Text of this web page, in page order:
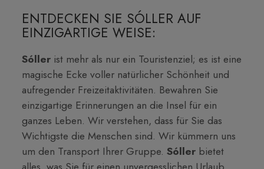
ENTDECKEN SIE SÓLLER AUF
EINZIGARTIGE WEISE:
Sóller ist mehr als nur ein Touristenziel; es ist eine
magische Ecke voller natürlicher Schönheit und
aufregender Freizeitaktivitäten. Bewahren Sie
einzigartige Erinnerungen an die Insel für ein
ganzes Leben. Wir verstehen, dass für Sie das
Wichtigste die Menschen sind. Wir kümmern uns
um den Transport Ihrer Gruppe.Sóller bietet